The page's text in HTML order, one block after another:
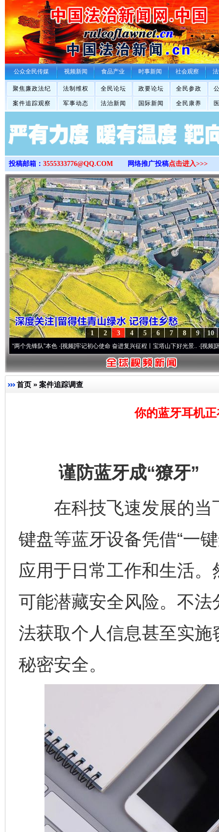
>
公众全民传媒 视频新闻 食品产业 时事新闻 社会观察
聚焦廉政法纪 法制维权 全民论坛 政要论坛 全民参政
案件追踪观察 军事动态 法治新闻 国际新闻 全民康养
投稿邮箱： 3555333776@QQ.COM 网络推广投稿点击进入>>>
10
9
8
7
6
5
4
3
2
1
队”本色·[视频]牢记初心使命 奋进复兴征程丨宝塔山下好光景..·[视频]因党而生 为
首页 » 案件追踪调查
你的蓝牙耳机
谨防蓝牙成“獠牙”
在科技飞速发展的当
键盘等蓝牙设备凭借“一
应用于日常工作和生活。
可能潜藏安全风险。不
法获取个人信息甚至实
秘密安全。